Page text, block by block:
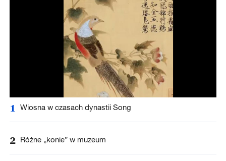
1 Wiosna w czasach dynastii Song
2 Różne „konie” w muzeum